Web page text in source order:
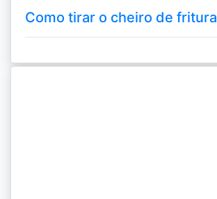
Como tirar o cheiro de fritura